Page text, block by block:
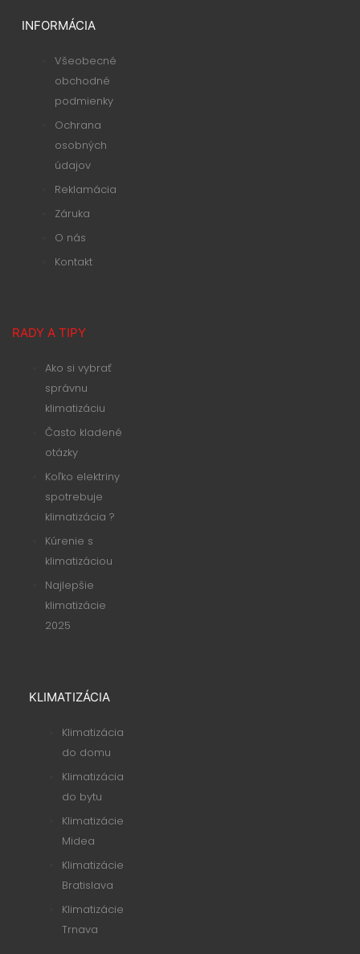
INFORMÁCIA
Všeobecné
obchodné
podmienky
Ochrana
osobných
údajov
Reklamácia
Záruka
O nás
Kontakt
RADY A TIPY
Ako si vybrať
správnu
klimatizáciu
Často kladené
otázky
Koľko elektriny
spotrebuje
klimatizácia ?
Kúrenie s
klimatizáciou
Najlepšie
klimatizácie
2025
KLIMATIZÁCIA
Klimatizácia
do domu
Klimatizácia
do bytu
Klimatizácie
Midea
Klimatizácie
Bratislava
Klimatizácie
Trnava